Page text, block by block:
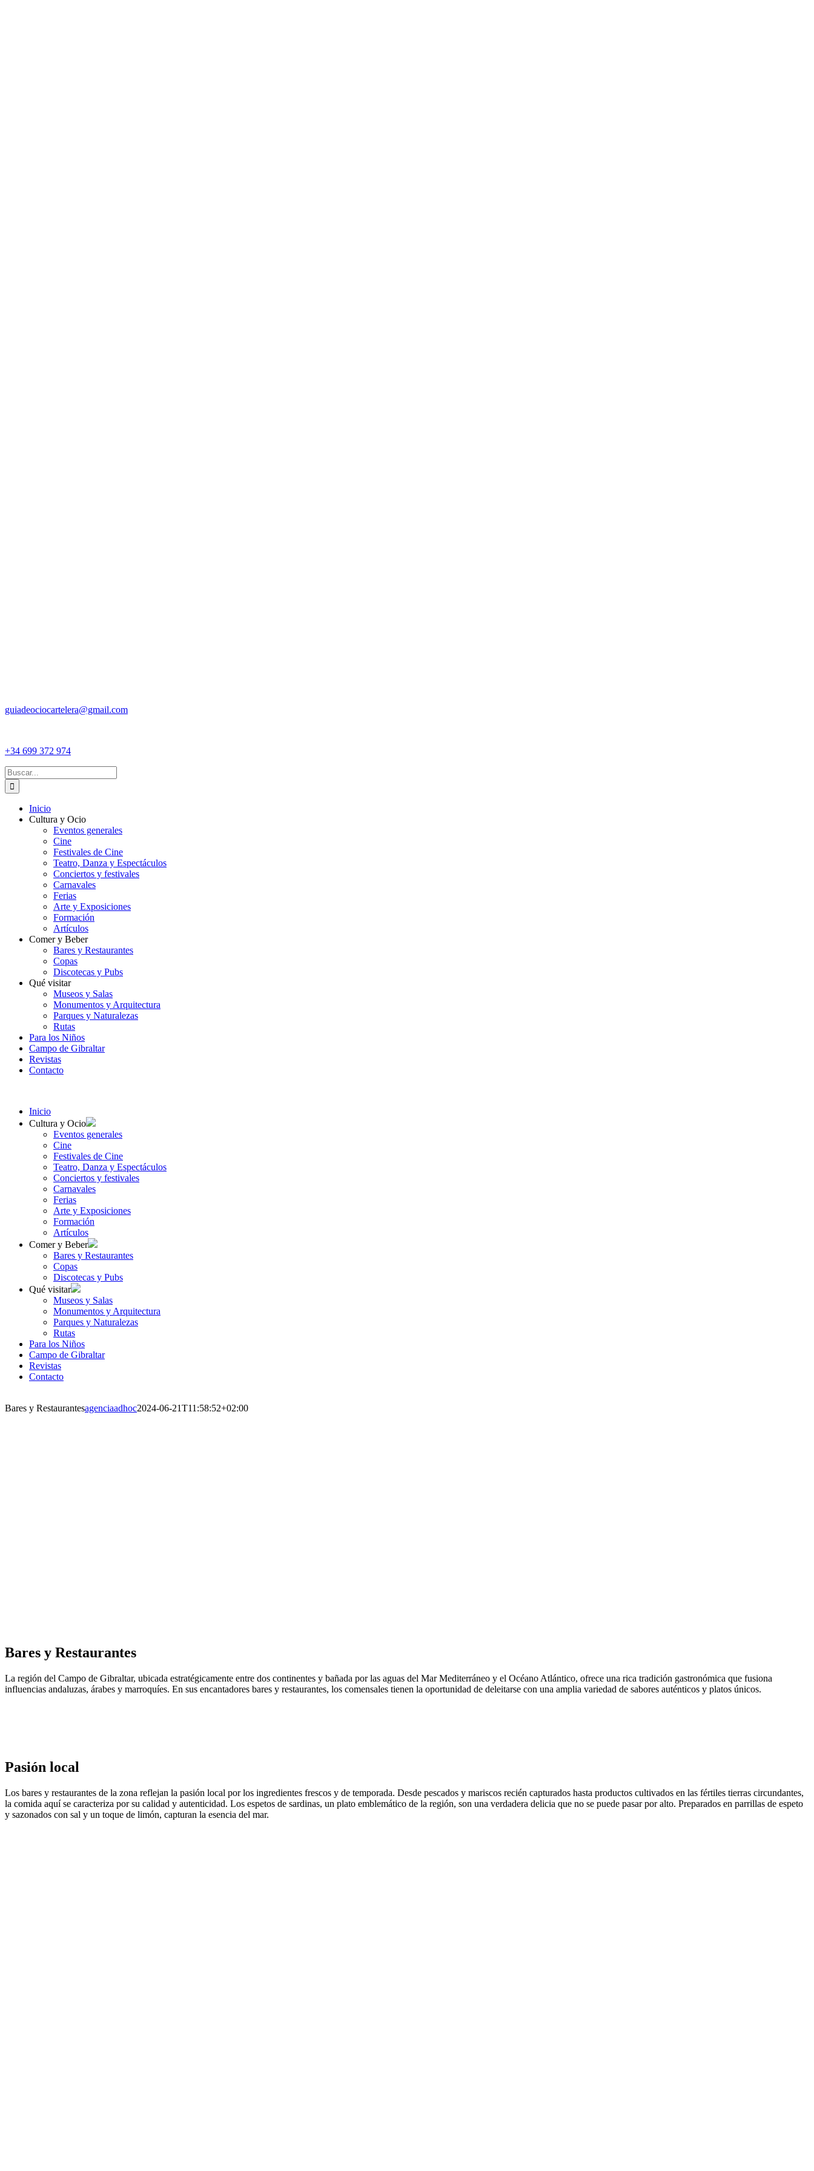
guiadeociocartelera@gmail.com
+34 699 372 974
Buscar:
Inicio
Cultura y Ocio
Eventos generales
Cine
Festivales de Cine
Teatro, Danza y Espectáculos
Conciertos y festivales
Carnavales
Ferias
Arte y Exposiciones
Formación
Artículos
Comer y Beber
Bares y Restaurantes
Copas
Discotecas y Pubs
Qué visitar
Museos y Salas
Monumentos y Arquitectura
Parques y Naturalezas
Rutas
Para los Niños
Campo de Gibraltar
Revistas
Contacto
Inicio
Cultura y Ocio
Eventos generales
Cine
Festivales de Cine
Teatro, Danza y Espectáculos
Conciertos y festivales
Carnavales
Ferias
Arte y Exposiciones
Formación
Artículos
Comer y Beber
Bares y Restaurantes
Copas
Discotecas y Pubs
Qué visitar
Museos y Salas
Monumentos y Arquitectura
Parques y Naturalezas
Rutas
Para los Niños
Campo de Gibraltar
Revistas
Contacto
Bares y Restaurantesagenciaadhoc2024-06-21T11:58:52+02:00
Bares y Restaurantes
La región del Campo de Gibraltar, ubicada estratégicamente entre dos continentes y bañada por las aguas del Mar Mediterráneo y el Océano Atlántico, ofrece una rica tradición gastronómica que fusiona
influencias andaluzas, árabes y marroquíes. En sus encantadores bares y restaurantes, los comensales tienen la oportunidad de deleitarse con una amplia variedad de sabores auténticos y platos únicos.
Pasión local
Los bares y restaurantes de la zona reflejan la pasión local por los ingredientes frescos y de temporada. Desde pescados y mariscos recién capturados hasta productos cultivados en las fértiles tierras circundantes,
la comida aquí se caracteriza por su calidad y autenticidad. Los espetos de sardinas, un plato emblemático de la región, son una verdadera delicia que no se puede pasar por alto. Preparados en parrillas de espeto
y sazonados con sal y un toque de limón, capturan la esencia del mar.